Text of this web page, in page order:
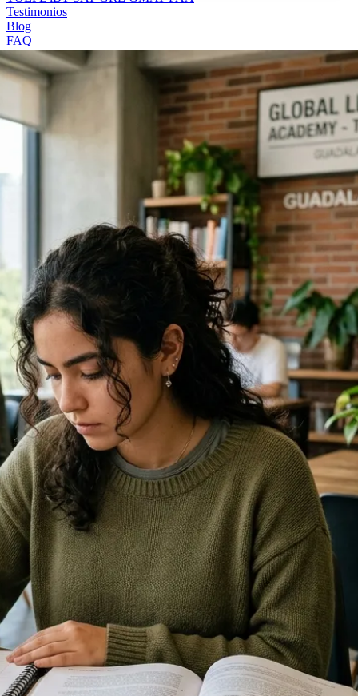
Testimonios
Blog
FAQ
Evaluación gratis